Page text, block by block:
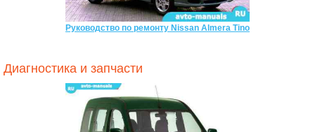
Руководство по ремонту Nissan Almera Tino
Диагностика и запчасти